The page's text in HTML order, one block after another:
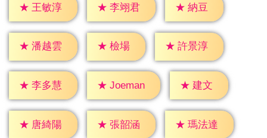
★ 王敏淳 ★ 李翊君 ★ 納豆
★ 潘越雲 ★ 檢場 ★ 許景淳
★ 李多慧 ★ Joeman ★ 建文
★ 唐綺陽 ★ 張韶涵 ★ 瑪法達